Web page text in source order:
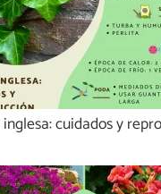
cuidados y